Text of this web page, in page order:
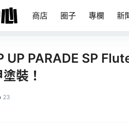
商店 圈子 專欄 新
UP PARADE SP
裝！
23